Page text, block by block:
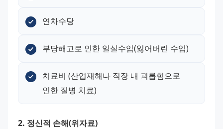
연차수당
부당해고로 인한 일실수입(잃어버린 수입)
치료비 (산업재해나 직장 내 괴롭힘으로
인한 질병 치료)
2. 정신적 손해(위자료)